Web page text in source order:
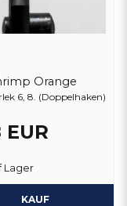
attraktiv bleibt.
Orange
6, 8. (Doppelhaken)
EUR
Lager
KAUF